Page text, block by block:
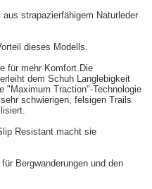
strapazierfähigem Naturleder
dieses Modells.
für mehr Komfort.Die
dem Schuh Langlebigkeit
"Maximum Traction"-Technologie
schwierigen, felsigen Trails
Resistant macht sie
Bergwanderungen und den